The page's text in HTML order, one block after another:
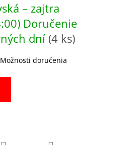
– zajtra
Doručenie
dní (4 ks)
Možnosti doručenia